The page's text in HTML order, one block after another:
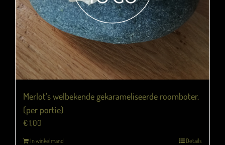
Merlot’s welbekende gekarameliseerde roomboter.
(per portie)
€1,00
In winkelmand Details